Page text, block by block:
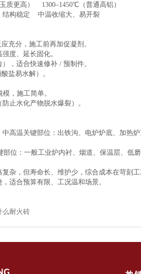
质更高） 1300–1450℃（普通高铝）
构稳定 中温收缩大、易开裂
充分，施工前再加促凝剂。
度、延长固化。
，适合快速修补 / 预制件。
盐易水解）。
，施工简单。
止水化产物脱水爆裂）。
高温关键部位：出铁沟、电炉炉底、加热
位：一般工业炉内衬、烟道、保温层、低磨
杂，但寿命长、维护少，综合成本在苛刻工
适合预算有限、工况温和场景。
么耐火砖